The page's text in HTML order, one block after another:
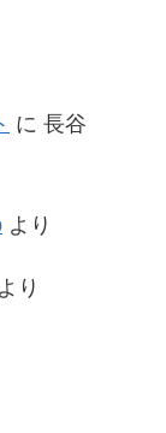
に 長谷
より
より